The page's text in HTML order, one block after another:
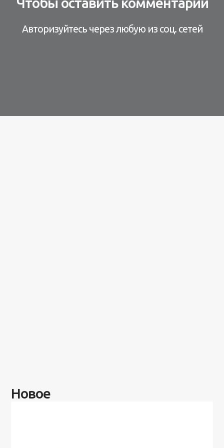
Авторизуйтесь через любую из соц. сетей
Новое